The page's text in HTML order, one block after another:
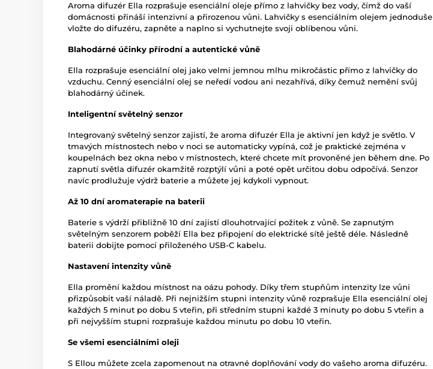
Aroma difuzér Ella rozprašuje esenciální oleje přímo z lahvičky bez vody, čímž do vaší
domácnosti přináší intenzivní a přirozenou vůni. Lahvičky s esenciálním olejem jednoduše
vložte do difuzéru, zapněte a naplno si vychutnejte svoji oblíbenou vůni.
Blahodárné účinky přírodní a autentické vůně
Ella rozprašuje esenciální olej jako velmi jemnou mlhu mikročástic přímo z lahvičky do
vzduchu. Cenný esenciální olej se neředí vodou ani nezahřívá, díky čemuž nemění svůj
blahodárný účinek.
Inteligentní světelný senzor
Integrovaný světelný senzor zajistí, že aroma difuzér Ella je aktivní jen když je světlo. V
tmavých místnostech nebo v noci se automaticky vypíná, což je praktické zejména v
koupelnách bez okna nebo v místnostech, které chcete mít provoněné jen během dne. Po
zapnutí světla difuzér okamžitě rozptýlí vůni a poté opět určitou dobu odpočívá. Senzor
navíc prodlužuje výdrž baterie a můžete jej kdykoli vypnout.
Až 10 dní aromaterapie na baterii
Baterie s výdrží přibližně 10 dní zajistí dlouhotrvající požitek z vůně. Se zapnutým
světelným senzorem poběží Ella bez připojení do elektrické sítě ještě déle. Následně
baterii dobijte pomocí přiloženého USB-C kabelu.
Nastavení intenzity vůně
Ella promění každou místnost na oázu pohody. Díky třem stupňům intenzity lze vůni
přizpůsobit vaší náladě. Při nejnižším stupni intenzity vůně rozprašuje Ella esenciální olej
každých 5 minut po dobu 5 vteřin, při středním stupni každé 3 minuty po dobu 5 vteřin a
při nejvyšším stupni rozprašuje každou minutu po dobu 10 vteřin.
Se všemi esenciálními oleji
S Ellou můžete zcela zapomenout na otravné doplňování vody do vašeho aroma difuzéru.